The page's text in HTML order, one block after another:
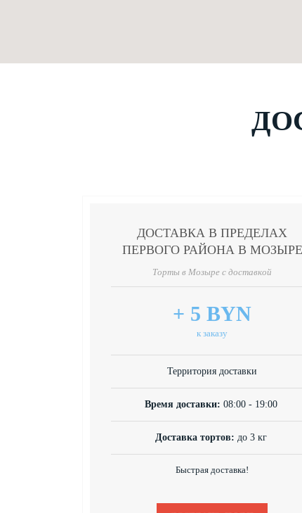
ДОСТАВКА В ПРЕДЕЛАХ
ПЕРВОГО РАЙОНА В МОЗЫРЕ
Торты в Мозыре с доставкой
+ 5 BYN
к заказу
Территория доставки
Время доставки: 08:00 - 19:00
Доставка тортов: до 3 кг
Быстрая доставка!